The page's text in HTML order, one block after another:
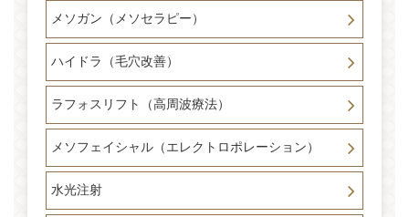
メソガン（メソセラピー）
ハイドラ（毛穴改善）
ラフォスリフト（高周波療法）
メソフェイシャル（エレクトロポレーション）
水光注射